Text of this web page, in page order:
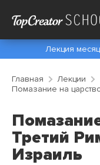
Лекция
Главная
Лекции
Помазание на
Третий
Израиль